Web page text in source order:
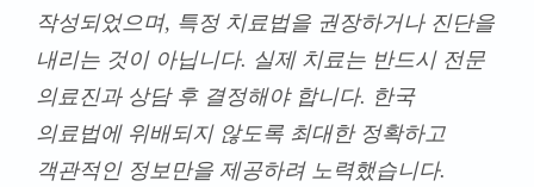
작성되었으며, 특정 치료법을 권장하거나 진단을
내리는 것이 아닙니다. 실제 치료는 반드시 전문
의료진과 상담 후 결정해야 합니다. 한국
의료법에 위배되지 않도록 최대한 정확하고
객관적인 정보만을 제공하려 노력했습니다.